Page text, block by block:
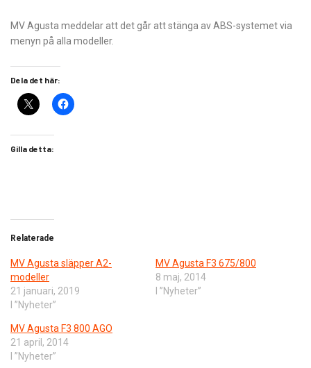
MV Agusta meddelar att det går att stänga av ABS-systemet via
menyn på alla modeller.
Dela det här:
Gilla detta:
Relaterade
MV Agusta släpper A2-
modeller
21 januari, 2019
I ”Nyheter”
MV Agusta F3 675/800
8 maj, 2014
I ”Nyheter”
MV Agusta F3 800 AGO
21 april, 2014
I ”Nyheter”